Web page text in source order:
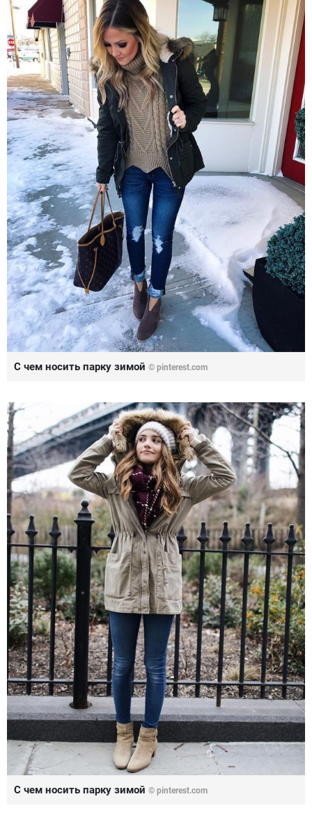
С чем носить парку зимой © pinterest.com
С чем носить парку зимой © pinterest.com